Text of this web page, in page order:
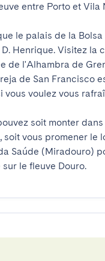
entre Porto et Vila
le palais de la Bolsa
Henrique. Visitez la
de l'Alhambra de
de San Francisco
vous voulez vous
soit monter
soit vous promener le
Saúde (Miradouro)
le fleuve Douro.